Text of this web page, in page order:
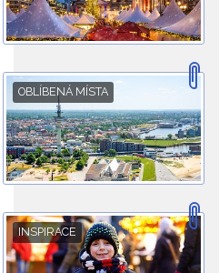
OBLÍBENÁ MÍSTA
INSPIRACE